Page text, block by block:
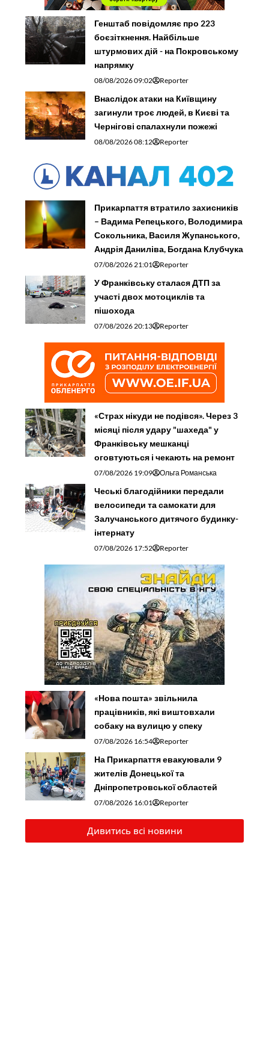
Генштаб повідомляє про 223
боєзіткнення. Найбільше
штурмових дій - на Покровському
напрямку
08/08/2026 09:02 Reporter
Внаслідок атаки на Київщину
загинули троє людей, в Києві та
Чернігові спалахнули пожежі
08/08/2026 08:12 Reporter
Прикарпаття втратило захисників
– Вадима Репецького, Володимира
Сокольника, Василя Жупанського,
Андрія Даниліва, Богдана Клубчука
07/08/2026 21:01 Reporter
У Франківську сталася ДТП за
участі двох мотоциклів та
пішохода
07/08/2026 20:13 Reporter
«Страх нікуди не подівся». Через 3
місяці після удару "шахеда" у
Франківську мешканці
оговтуються і чекають на ремонт
07/08/2026 19:09 Ольга Романська
Чеські благодійники передали
велосипеди та самокати для
Залучанського дитячого будинку-
інтернату
07/08/2026 17:52 Reporter
«Нова пошта» звільнила
працівників, які виштовхали
собаку на вулицю у спеку
07/08/2026 16:54 Reporter
На Прикарпаття евакуювали 9
жителів Донецької та
Дніпропетровської областей
07/08/2026 16:01 Reporter
Дивитись всі новини